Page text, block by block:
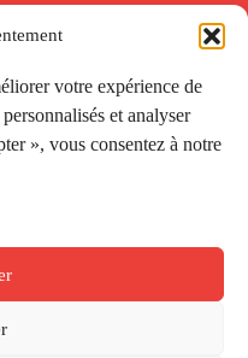
votre expérience de
et analyser
», vous consentez à notre